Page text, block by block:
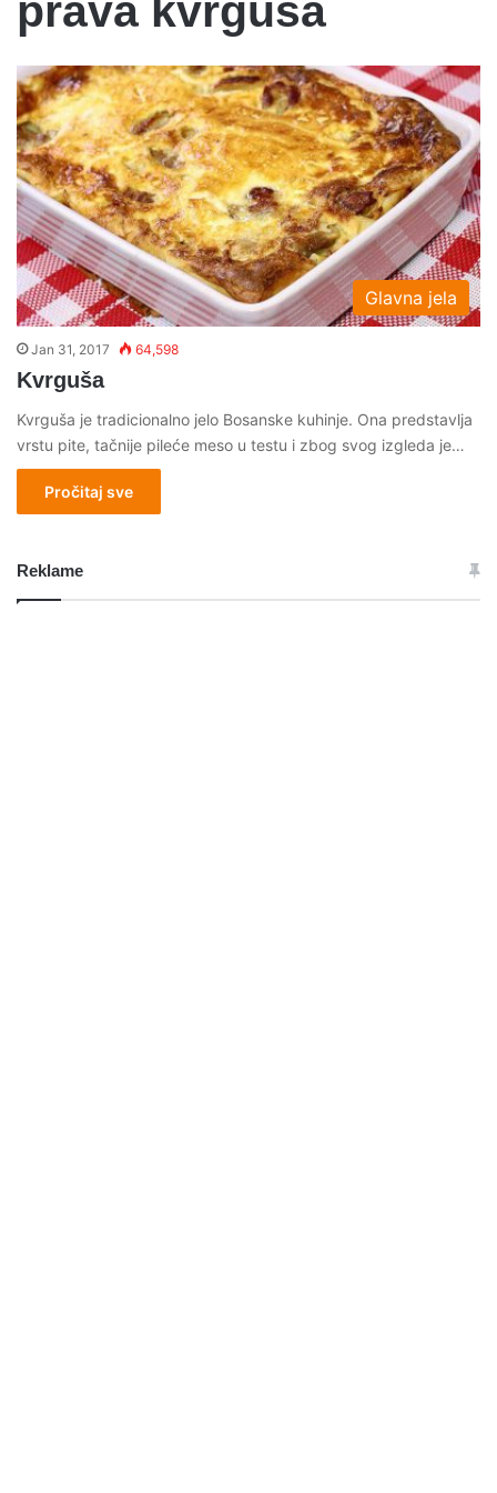
prava kvrgusa
Glavna jela
Jan 31, 2017 64,598
Kvrguša
Kvrguša je tradicionalno jelo Bosanske kuhinje. Ona predstavlja
vrstu pite, tačnije pileće meso u testu i zbog svog izgleda je…
Pročitaj sve
Reklame